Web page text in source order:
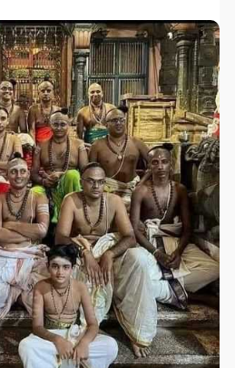
Bezashition le fanah नाम का
अपना लिया था भारत मे आकर!
मे अनुवाद किया उसका नाम था
का भक्त बन गया था!
भगवद गीता का अनुवाद किया है
58 बंगाली, 44 अंग्रेजी, 12 जर्मन, 4
3 उर्दू और अन्य कई भाषाएं थी!
में अनुवाद किया उसका नाम गिरीश
शायद इसलिए कि वो इस अनुवाद करने से
भी पढ़ चुके थे !
ग्रंथों की ताकत
....!!जय भारत